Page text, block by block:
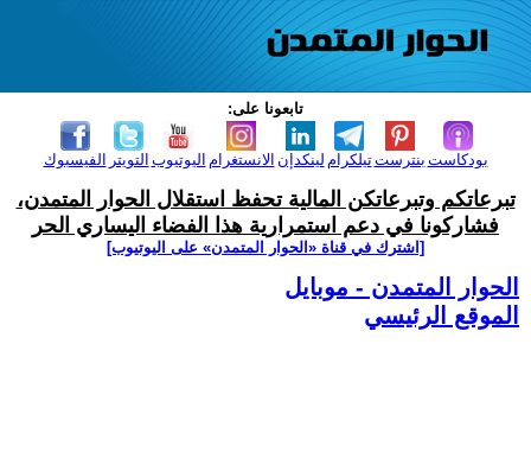
تابعونا على:
الفيسبوك التويتر اليوتيوب الانستغرام لينكدإن تيلكرامبنترست بودكاست
تبرعاتكم وتبرعاتكن المالية تحفظ استقلال الحوار المتمدن،
فشاركونا في دعم استمرارية هذا الفضاء اليساري الحر
[اشترك في قناة ‫«الحوار المتمدن» على اليوتيوب]
الحوار المتمدن - موبايل
الموقع الرئيسي